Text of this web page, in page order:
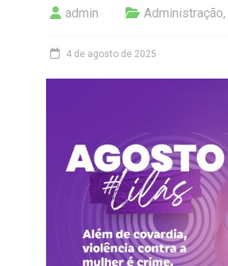
admin Administração,
4 de agosto de 2025